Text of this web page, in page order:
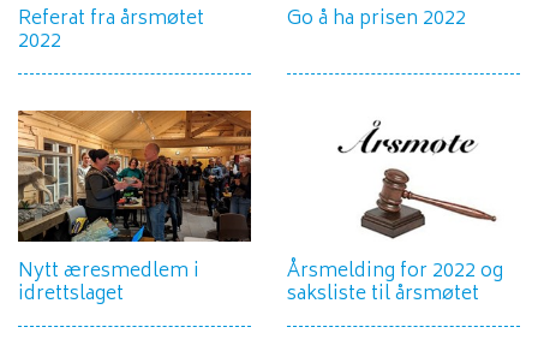
Referat fra årsmøtet
2022
Go å ha prisen 2022
Nytt æresmedlem i
idrettslaget
Årsmelding for 2022 og
saksliste til årsmøtet